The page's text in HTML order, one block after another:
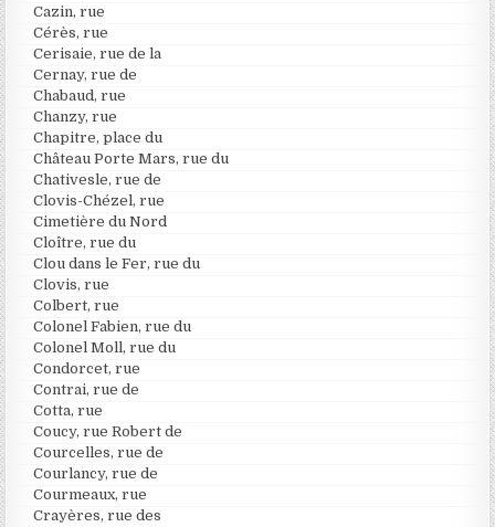
Cazin, rue
Cérès, rue
Cerisaie, rue de la
Cernay, rue de
Chabaud, rue
Chanzy, rue
Chapitre, place du
Château Porte Mars, rue du
Chativesle, rue de
Clovis-Chézel, rue
Cimetière du Nord
Cloître, rue du
Clou dans le Fer, rue du
Clovis, rue
Colbert, rue
Colonel Fabien, rue du
Colonel Moll, rue du
Condorcet, rue
Contrai, rue de
Cotta, rue
Coucy, rue Robert de
Courcelles, rue de
Courlancy, rue de
Courmeaux, rue
Crayères, rue des